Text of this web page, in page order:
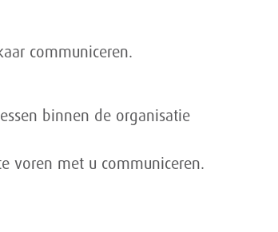
communiceren.
binnen de organisatie
voren met u communiceren.